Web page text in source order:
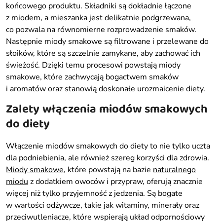
końcowego produktu. Składniki są dokładnie łączone
z miodem, a mieszanka jest delikatnie podgrzewana,
co pozwala na równomierne rozprowadzenie smaków.
Następnie miody smakowe są filtrowane i przelewane do
słoików, które są szczelnie zamykane, aby zachować ich
świeżość. Dzięki temu procesowi powstają miody
smakowe, które zachwycają bogactwem smaków
i aromatów oraz stanowią doskonałe urozmaicenie diety.
Zalety włączenia miodów smakowych
do diety
Włączenie miodów smakowych do diety to nie tylko uczta
dla podniebienia, ale również szereg korzyści dla zdrowia.
Miody smakowe, które powstają na bazie naturalnego
miodu z dodatkiem owoców i przypraw, oferują znacznie
więcej niż tylko przyjemność z jedzenia. Są bogate
w wartości odżywcze, takie jak witaminy, minerały oraz
przeciwutleniacze, które wspierają układ odpornościowy